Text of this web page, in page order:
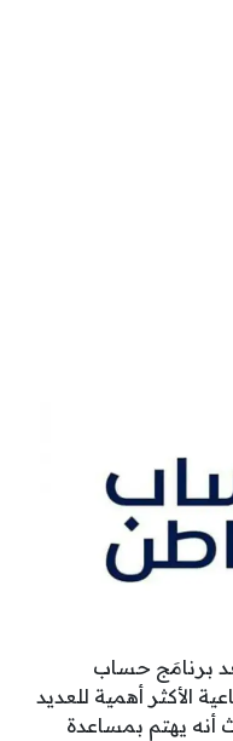
برنامَج حساب
الأكثر أهمية للعديد
أنه يهتم بمساعدة